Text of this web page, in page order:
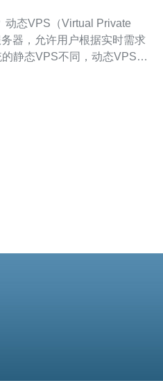
动态VPS（Virtual Private
器，允许用户根据实时需求
静态VPS不同，动态VPS能
。这种灵活性使得企业能够